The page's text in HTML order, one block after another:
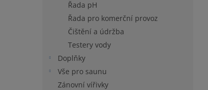
Řada pH
Řada pro komerční provoz
Čištění a údržba
Testery vody
Doplňky
Vše pro saunu
Zánovní vířivky